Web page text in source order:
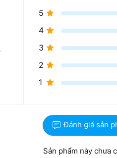
5
4
3
2
1
Đánh giá sản
Sản phẩm này chưa